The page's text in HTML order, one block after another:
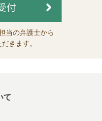
付
当の弁護士から
きます。
て